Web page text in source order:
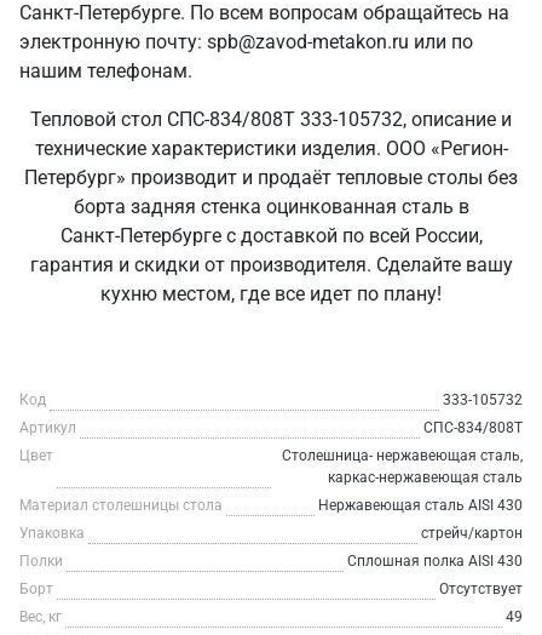
Санкт‑Петербурге. По всем вопросам обращайтесь на
электронную почту: spb@zavod-metakon.ru или по
нашим телефонам.
Тепловой стол СПС-834/808Т 333-105732, описание и
технические характеристики изделия. ООО «Регион-
Петербург» производит и продаёт тепловые столы без
борта задняя стенка оцинкованная сталь в
Санкт‑Петербурге с доставкой по всей России,
гарантия и скидки от производителя. Сделайте вашу
кухню местом, где все идет по плану!
Код
333-105732
Артикул
СПС-834/808Т
Цвет
Столешница- нержавеющая сталь,
каркас-нержавеющая сталь
Материал столешницы стола
Нержавеющая сталь AISI 430
Упаковка
стрейч/картон
Полки
Сплошная полка AISI 430
Борт
Отсутствует
Вес, кг
49